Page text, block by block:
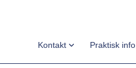
Kontakt Praktisk info